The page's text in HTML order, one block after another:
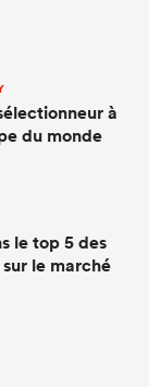
à
du monde
le top 5 des
le marché